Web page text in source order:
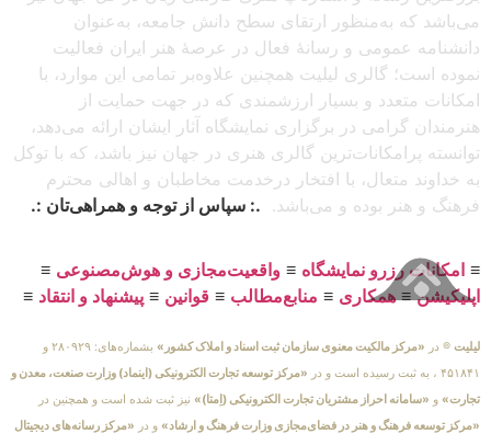
می‌باشد که به‌منظور ارتقای سطح دانش جامعه، به‌عنوان
دانشنامه عمومی و رسانهٔ فعال در عرصهٔ هنر ایران فعالیت
نموده است؛ گالری لیلیت همچنین علاوه‌بر تمامی این موارد، با
امکانات متعدد و بسیار ارزشمندی که در جهت حمایت از
هنرمندان گرامی در برگزاری نمایشگاه آثار ایشان ارائه می‌دهد،
توانسته پرامکانات‌ترین گالری هنری در جهان نیز باشد، که با توکل
به خداوند متعال، با افتخار درخدمت مخاطبان و اهالی محترم
فرهنگ و هنر بوده و می‌باشد. .: سپاس از توجه و همراهی‌تان :.
≡ امکانات رزرو نمایشگاه ≡ واقعیت‌مجازی و هوش‌مصنوعی ≡
اپلیکیشن≡همکاری ≡ منابع‌مطالب ≡ قوانین ≡ پیشنهاد و انتقاد ≡
لیلیت ® در «مرکز مالکیت معنوی سازمان ثبت اسناد و املاک کشور»
بشماره‌های: ۲۸۰۹۲۹ و
۴۵۱۸۴۱ ، به ثبت رسیده است و در
«مرکز توسعه تجارت الکترونیکی (اینماد) وزارت صنعت، معدن و
تجارت» و «سامانه احراز مشتریان تجارت الکترونیکی (اِمتا)» نیز ثبت شده است و همچنین در
«مرکز توسعه فرهنگ و هنر در فضای‌مجازی وزارت فرهنگ و ارشاد» و در «مرکز رسانه‌های دیجیتال